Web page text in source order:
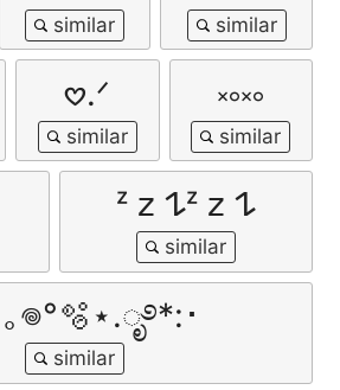
𖹭.ᐟ ༝༚༝༚
ᶻ 𝗓 𐰁ᶻ 𝗓 𐰁
𖦹°🫧⋆.ೃ࿔*:･